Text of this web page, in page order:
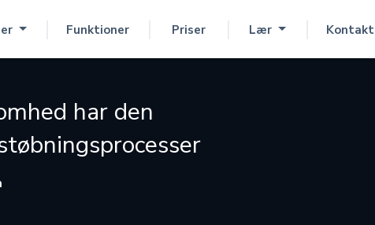
Funktioner Priser Lær Kontakt
har den